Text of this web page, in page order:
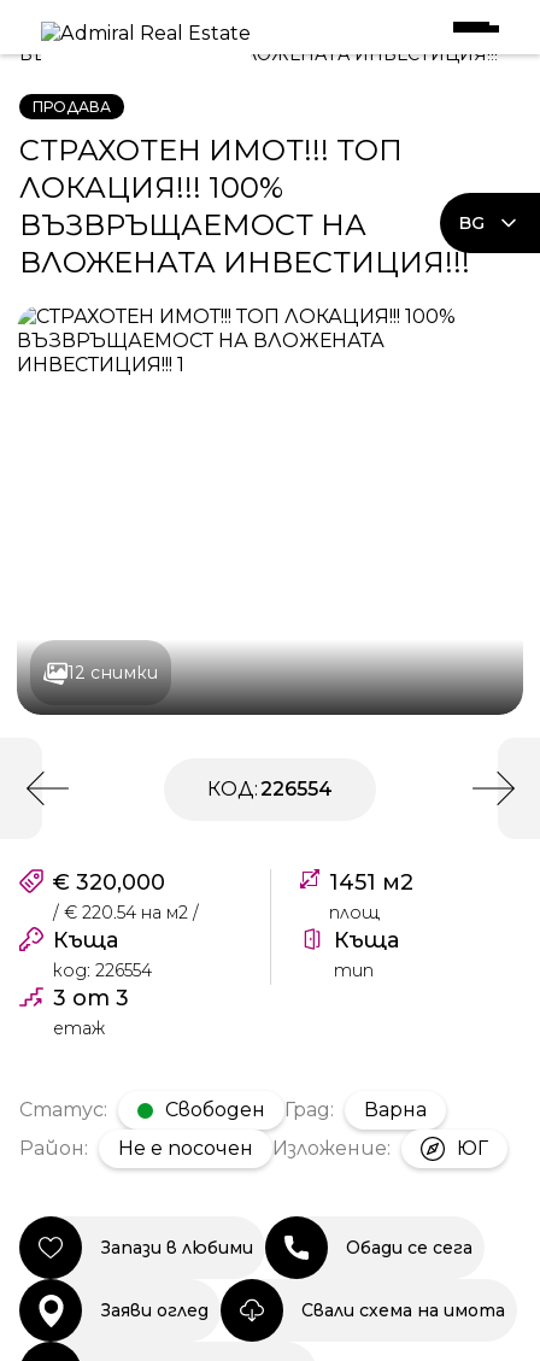
BG
СТРАХОТЕН ИМОТ!!! ТОП ЛОКАЦИЯ!!! 100%
ВЪЗВРЪЩАЕМОСТ НА ВЛОЖЕНАТА ИНВЕСТИЦИЯ!!!
ПРОДАВА
СТРАХОТЕН ИМОТ!!! ТОП
ЛОКАЦИЯ!!! 100%
ВЪЗВРЪЩАЕМОСТ НА
ВЛОЖЕНАТА ИНВЕСТИЦИЯ!!!
12 снимки
КОД:226554
€ 320,000
/ € 220.54 на м2 /
1451 м2
площ
Къща
код: 226554
Къща
тип
3 от 3
етаж
Статус: Свободен Град:
Варна
Район:
Не е посочен Изложение: ЮГ
Запази в любими Обади се сега
Заяви оглед Свали схема на имота